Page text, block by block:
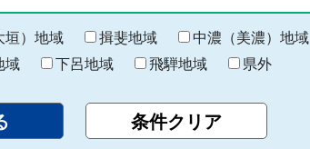
垣）地域 揖斐地域 中濃（美濃）地域
域 下呂地域 飛騨地域 県外